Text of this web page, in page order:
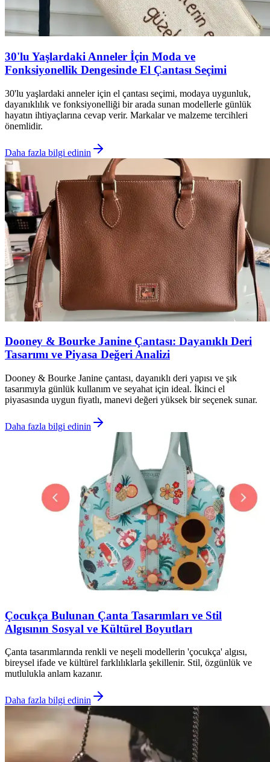
30'lu Yaşlardaki Anneler İçin Moda ve
Fonksiyonellik Dengesinde El Çantası Seçimi
30'lu yaşlardaki anneler için el çantası seçimi, modaya uygunluk,
dayanıklılık ve fonksiyonelliği bir arada sunan modellerle günlük
hayatın ihtiyaçlarına cevap verir. Markalar ve malzeme tercihleri
önemlidir.
Daha fazla bilgi edinin
Dooney & Bourke Janine Çantası: Dayanıklı Deri
Tasarımı ve Piyasa Değeri Analizi
Dooney & Bourke Janine çantası, dayanıklı deri yapısı ve şık
tasarımıyla günlük kullanım ve seyahat için ideal. İkinci el
piyasasında uygun fiyatlı, manevi değeri yüksek bir seçenek sunar.
Daha fazla bilgi edinin
Çocukça Bulunan Çanta Tasarımları ve Stil
Algısının Sosyal ve Kültürel Boyutları
Çanta tasarımlarında renkli ve neşeli modellerin 'çocukça' algısı,
bireysel ifade ve kültürel farklılıklarla şekillenir. Stil, özgünlük ve
mutlulukla anlam kazanır.
Daha fazla bilgi edinin